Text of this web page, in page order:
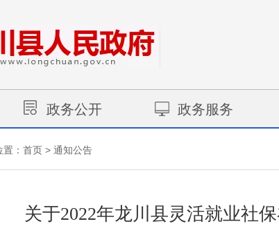
政务公开 政务服务
： 首页 > 通知公告
关于2022年龙川县灵活就业社